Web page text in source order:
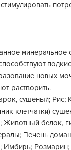
минеральное
новых
растворить.
сушеный; Рис;
клетчатки)
Животный белок,
Печень
Имбирь;